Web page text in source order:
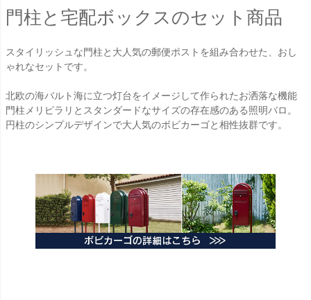
門柱と宅配ボックスのセット商品
スタイリッシュな門柱と大人気の郵便ポストを組み合わせた、おし
ゃれなセットです。
北欧の海バルト海に立つ灯台をイメージして作られたお洒落な機能
門柱メリピラリとスタンダードなサイズの存在感のある照明バロ。
円柱のシンプルデザインで大人気のボビカーゴと相性抜群です。